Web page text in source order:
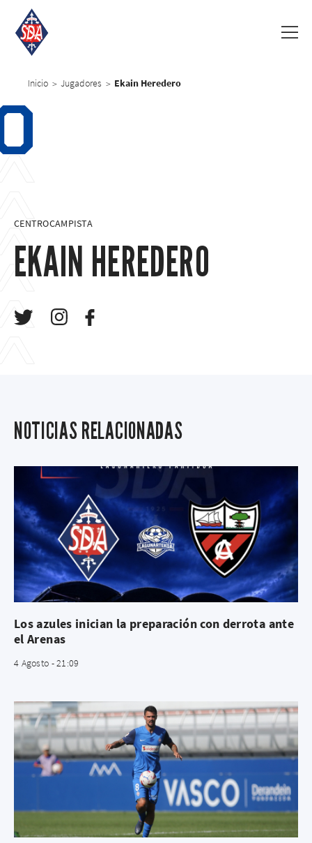
Inicio > Jugadores > Ekain Heredero
CENTROCAMPISTA
EKAIN HEREDERO
NOTICIAS RELACIONADAS
Los azules inician la preparación con derrota ante
el Arenas
4 Agosto - 21:09